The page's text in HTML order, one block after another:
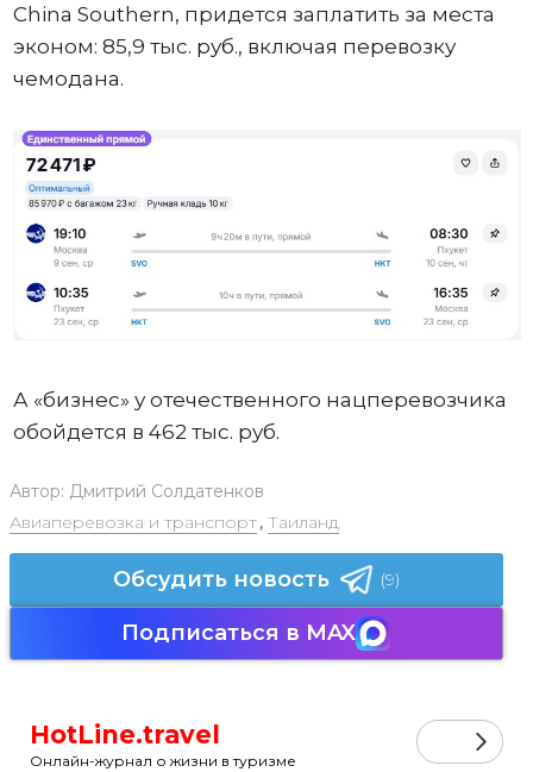
China Southern, придется заплатить за места
эконом: 85,9 тыс. руб., включая перевозку
чемодана.
А «бизнес» у отечественного нацперевозчика
обойдется в 462 тыс. руб.
Автор: Дмитрий Солдатенков
Авиаперевозка и транспорт, Таиланд
Обсудить новость (9)
Подписаться в MAX
HotLine.travel
Онлайн-журнал о жизни в туризме